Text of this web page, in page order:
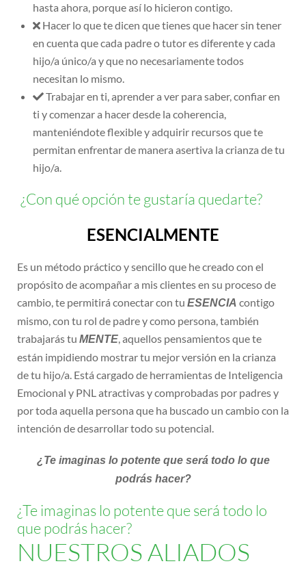
hasta ahora, porque así lo hicieron contigo.
Hacer lo que te dicen que tienes que hacer sin tener
en cuenta que cada padre o tutor es diferente y cada
hijo/a único/a y que no necesariamente todos
necesitan lo mismo.
Trabajar en ti, aprender a ver para saber, confiar en
ti y comenzar a hacer desde la coherencia,
manteniéndote flexible y adquirir recursos que te
permitan enfrentar de manera asertiva la crianza de tu
hijo/a.
¿Con qué opción te gustaría quedarte?
ESENCIALMENTE
Es un método práctico y sencillo que he creado con el
propósito de acompañar a mis clientes en su proceso de
cambio, te permitirá conectar con tu ESENCIA contigo
mismo, con tu rol de padre y como persona, también
trabajarás tu MENTE, aquellos pensamientos que te
están impidiendo mostrar tu mejor versión en la crianza
de tu hijo/a. Está cargado de herramientas de Inteligencia
Emocional y PNL atractivas y comprobadas por padres y
por toda aquella persona que ha buscado un cambio con la
intención de desarrollar todo su potencial.
¿Te imaginas lo potente que será todo lo que
podrás hacer?
¿Te imaginas lo potente que será todo lo
que podrás hacer?
NUESTROS ALIADOS